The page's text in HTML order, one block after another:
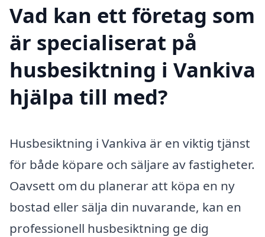
Vad kan ett företag som
är specialiserat på
husbesiktning i Vankiva
hjälpa till med?
Husbesiktning i Vankiva är en viktig tjänst
för både köpare och säljare av fastigheter.
Oavsett om du planerar att köpa en ny
bostad eller sälja din nuvarande, kan en
professionell husbesiktning ge dig